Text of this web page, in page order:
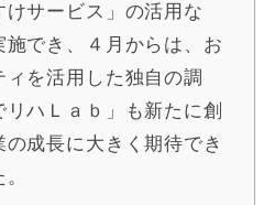
サービス」の活用な
施でき、４月からは、お
を活用した独自の調
ハＬａｂ」も新たに創
成長に大きく期待でき